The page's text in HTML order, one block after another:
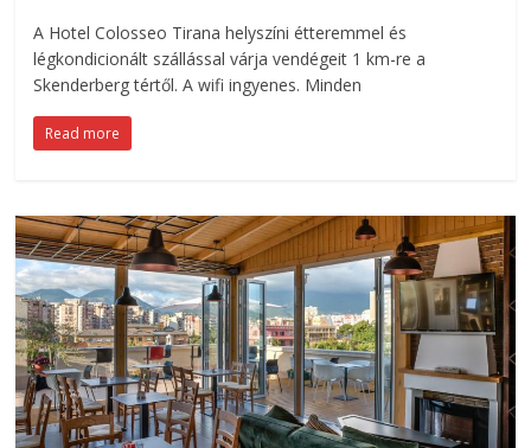
A Hotel Colosseo Tirana helyszíni étteremmel és
légkondicionált szállással várja vendégeit 1 km-re a
Skenderberg tértől. A wifi ingyenes. Minden
Read more